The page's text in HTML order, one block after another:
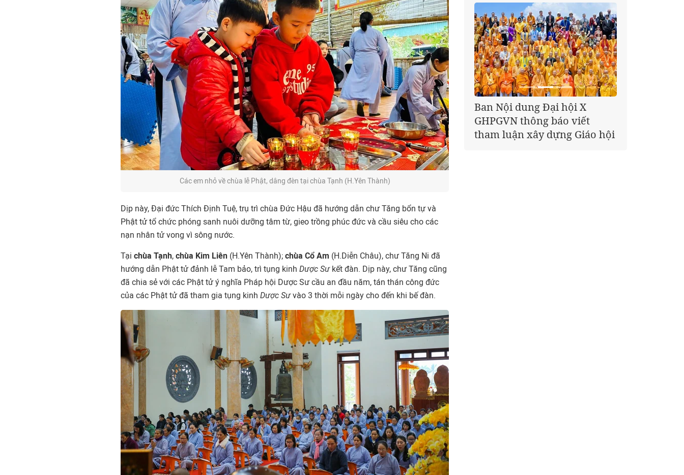
Các em nhỏ về chùa lễ Phật, dâng đèn tại chùa Tạnh (H.Yên Thành)
Dịp này, Đại đức Thích Định Tuệ, trụ trì chùa Đức Hậu đã hướng dẫn chư Tăng bổn tự và
Phật tử tổ chức phóng sanh nuôi dưỡng tâm từ, gieo trồng phúc đức và cầu siêu cho các
nạn nhân tử vong vì sông nước.
Tại chùa Tạnh, chùa Kim Liên (H.Yên Thành); chùa Cổ Am (H.Diễn Châu), chư Tăng Ni đã
hướng dẫn Phật tử đảnh lễ Tam bảo, trì tụng kinh Dược Sưkết đàn. Dịp này, chư Tăng cũng
đã chia sẻ với các Phật tử ý nghĩa Pháp hội Dược Sư cầu an đầu năm, tán thán công đức
của các Phật tử đã tham gia tụng kinh Dược Sưvào 3 thời mỗi ngày cho đến khi bế đàn.
Giáo hội kêu gọi Tăng Ni,
Phật tử cả nước thể hiện tấm
lòng tri ân trọn vẹn nghĩa